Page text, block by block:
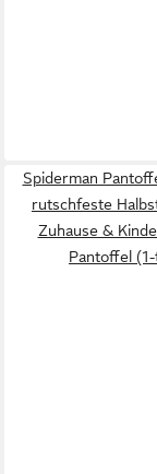
Spiderman
rutschfeste
Zuhause &
Pantoffel